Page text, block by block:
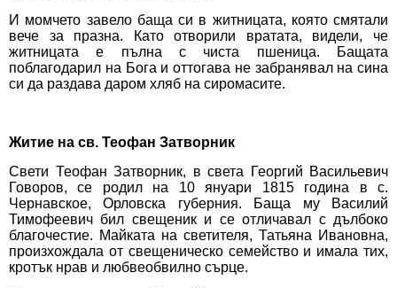
И момчето завело баща си в житницата, която смятали
вече за празна. Като отворили вратата, видели, че
житницата е пълна с чиста пшеница. Бащата
поблагодарил на Бога и оттогава не забранявал на сина
си да раздава даром хляб на сиромасите.
Житие на св. Теофан Затворник
Свети Теофан Затворник, в света Георгий Васильевич
Говоров, се родил на 10 януари 1815 година в с.
Чернавское, Орловска губерния. Баща му Василий
Тимофеевич бил свещеник и се отличавал с дълбоко
благочестие. Майката на светителя, Татьяна Ивановна,
произхождала от свещеническо семейство и имала тих,
кротък нрав и любвеобвилно сърце.